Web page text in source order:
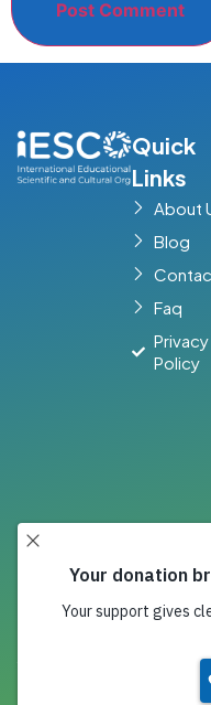
Quick
Links
About
Blog
Faq
Privacy
Policy
Copyright 2026,